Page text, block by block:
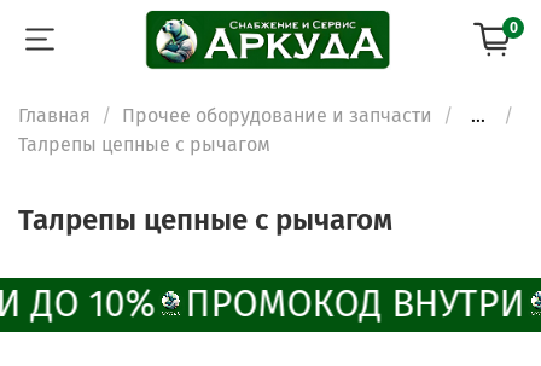
0
Главная Прочее оборудование и запчасти
...
Талрепы цепные с рычагом
Талрепы цепные с рычагом
ДО 10% ПРОМОКОД ВНУТРИ